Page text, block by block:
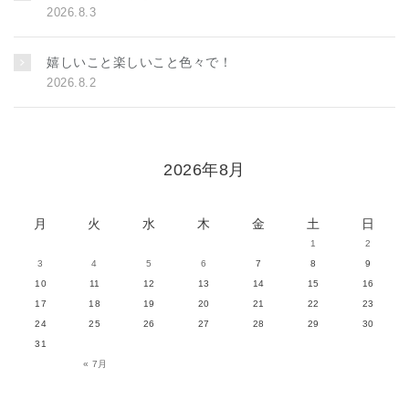
2026.8.3
嬉しいこと楽しいこと色々で！
2026.8.2
2026年8月
月 火 水 木 金 土 日
« 7月
1
2
3
4 5 6 7 8
9
10
11 12 13 14 15
16
17
18 19 20 21 22
23
24
25 26 27 28 29
30
31